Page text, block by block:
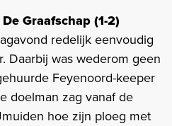
Graafschap (1-2)
redelijk eenvoudig
Daarbij was wederom geen
Feyenoord-keeper
doelman zag vanaf de
hoe zijn ploeg met